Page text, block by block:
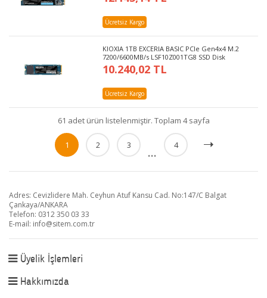
Ücretsiz Kargo
KIOXIA 1TB EXCERIA BASIC PCIe Gen4x4 M.2
7200/6600MB/s LSF10Z001TG8 SSD Disk
10.240,02 TL
Ücretsiz Kargo
61 adet ürün listelenmiştir. Toplam 4 sayfa
1 2 3 ... 4
Adres: Cevizlidere Mah. Ceyhun Atuf Kansu Cad. No:147/C Balgat
Çankaya/ANKARA
Telefon: 0312 350 03 33
E-mail: info@sitem.com.tr
Üyelik İşlemleri
Hakkımızda